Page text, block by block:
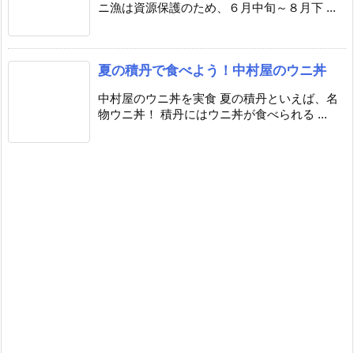
ニ漁は資源保護のため、６月中旬～８月下 ...
夏の積丹で食べよう！中村屋のウニ丼
中村屋のウニ丼を実食 夏の積丹といえば、名
物ウニ丼！ 積丹にはウニ丼が食べられる ...